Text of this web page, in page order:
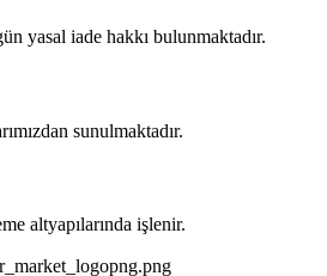
yasal iade hakkı bulunmaktadır.
sunulmaktadır.
altyapılarında işlenir.